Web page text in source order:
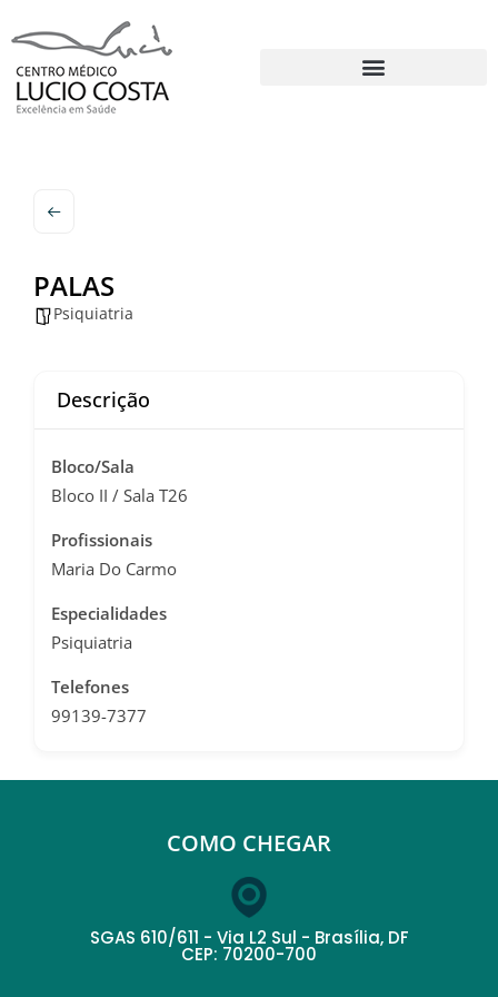
PALAS
Psiquiatria
Descrição
Bloco/Sala
Bloco II / Sala T26
Profissionais
Maria Do Carmo
Especialidades
Psiquiatria
Telefones
99139-7377
COMO CHEGAR
SGAS 610/611 - Via L2 Sul - Brasília, DF
CEP: 70200-700